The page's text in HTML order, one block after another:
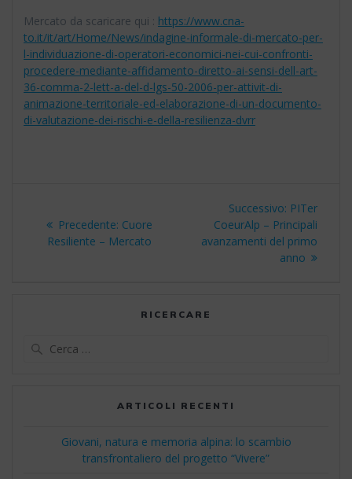
Mercato da scaricare qui : https://www.cna-
to.it/it/art/Home/News/indagine-informale-di-mercato-per-
l-individuazione-di-operatori-economici-nei-cui-confronti-
procedere-mediante-affidamento-diretto-ai-sensi-dell-art-
36-comma-2-lett-a-del-d-lgs-50-2006-per-attivit-di-
animazione-territoriale-ed-elaborazione-di-un-documento-
di-valutazione-dei-rischi-e-della-resilienza-dvrr
articoli
Precedente: Articolo
precedente:
Cuore
Resiliente – Mercato
Successivo: Articolo
successivo:
PITer
CoeurAlp – Principali
avanzamenti del primo
anno
RICERCARE
ARTICOLI RECENTI
Giovani, natura e memoria alpina: lo scambio
transfrontaliero del progetto “Vivere”